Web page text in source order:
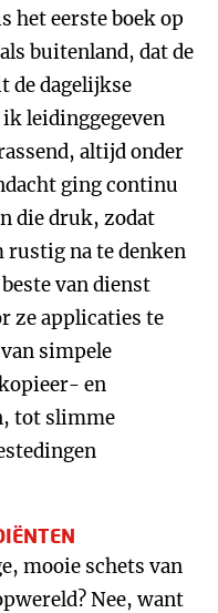
het eerste boek op
buitenland, dat de
de dagelijkse
leidinggegeven
altijd onder
ging continu
die druk, zodat
rustig na te denken
van dienst
ze applicaties te
simpele
en
tot slimme
mooie schets van
Nee, want